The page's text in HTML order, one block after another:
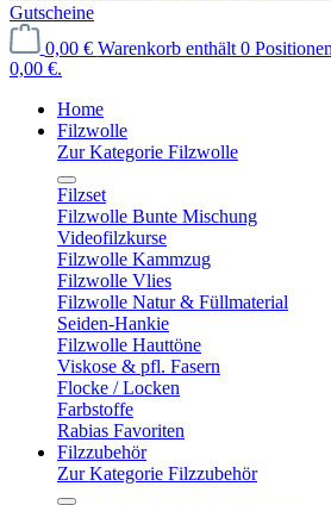
Gutscheine
0,00 € Warenkorb enthält 0
0,00 €.
Home
Filzwolle
Zur Kategorie Filzwolle
Filzset
Filzwolle Bunte Mischung
Videofilzkurse
Filzwolle Kammzug
Filzwolle Vlies
Filzwolle Natur & Füllmaterial
Seiden-Hankie
Filzwolle Hauttöne
Viskose & pfl. Fasern
Flocke / Locken
Farbstoffe
Rabias Favoriten
Filzzubehör
Zur Kategorie Filzzubehör